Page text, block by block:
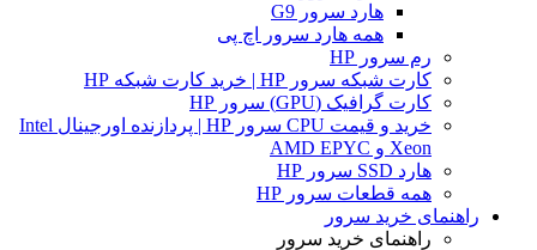
هارد سرور G9
همه هارد سرور اچ پی
رم سرور HP
کارت شبکه سرور HP | خرید کارت شبکه HP
کارت گرافیک (GPU) سرور HP
خرید و قیمت CPU سرور HP | پردازنده اورجینال Intel
Xeon و AMD EPYC
هارد SSD سرور HP
همه قطعات سرور HP
راهنمای خرید سرور
راهنمای خرید سرور